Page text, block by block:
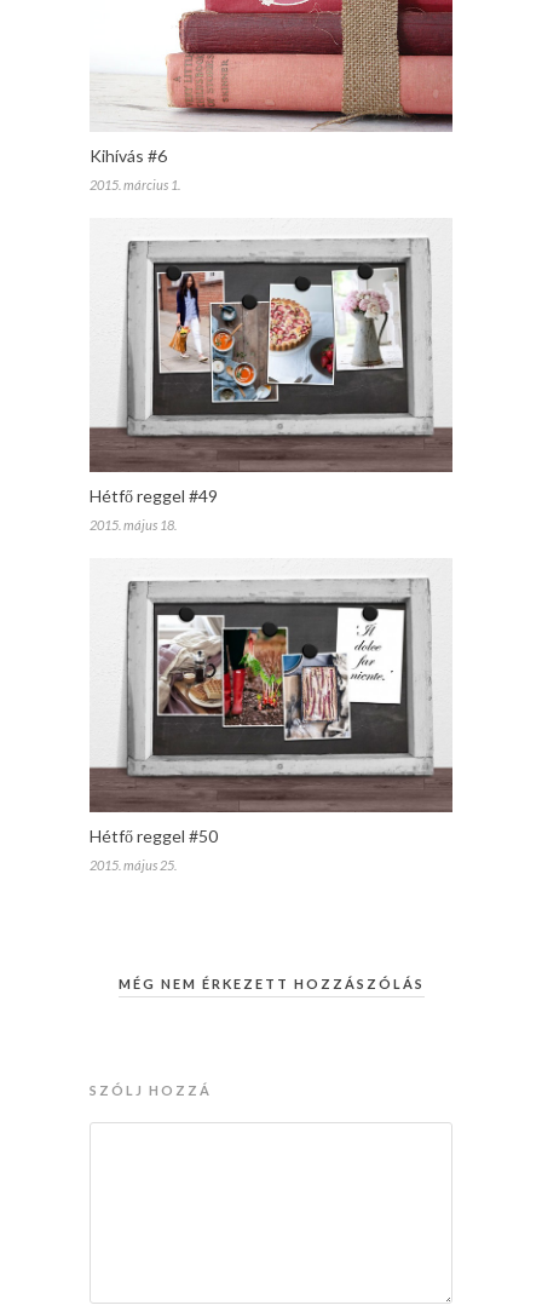
Kihívás #6
2015. március 1.
Hétfő reggel #49
2015. május 18.
Hétfő reggel #50
2015. május 25.
MÉG NEM ÉRKEZETT HOZZÁSZÓLÁS
SZÓLJ HOZZÁ